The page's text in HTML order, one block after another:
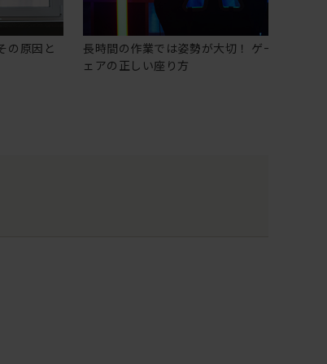
の原因と
長時間の作業では姿勢が大切！ ゲーミングチ
ェアの正しい座り方